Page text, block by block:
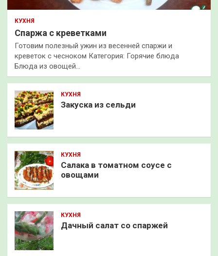
КУХНЯ
Спаржа с креветками
Готовим полезный ужин из весенней спаржи и
креветок с чесноком Категория: Горячие блюда
Блюда из овощей…
КУХНЯ
Закуска из сельди
КУХНЯ
Салака в томатном соусе с
овощами
КУХНЯ
Дачный салат со спаржей